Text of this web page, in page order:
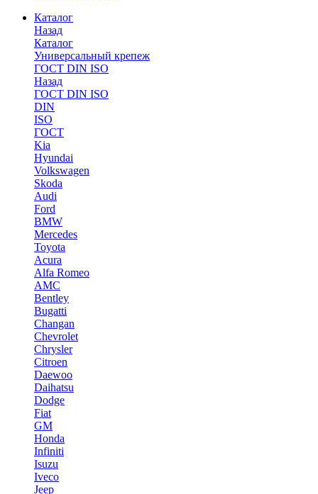
Каталог
Назад
Каталог
Универсальный крепеж
ГОСТ DIN ISO
Назад
ГОСТ DIN ISO
DIN
ISO
ГОСТ
Kia
Hyundai
Volkswagen
Skoda
Audi
Ford
BMW
Mercedes
Toyota
Acura
Alfa Romeo
AMC
Bentley
Bugatti
Changan
Chevrolet
Chrysler
Citroen
Daewoo
Daihatsu
Dodge
Fiat
GM
Honda
Infiniti
Isuzu
Iveco
Jeep